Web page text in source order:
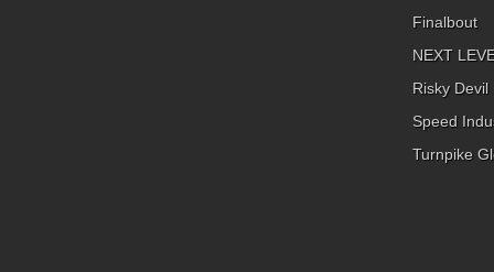
Finalbout
NEXT
Risky Devil
Speed
Turnpike